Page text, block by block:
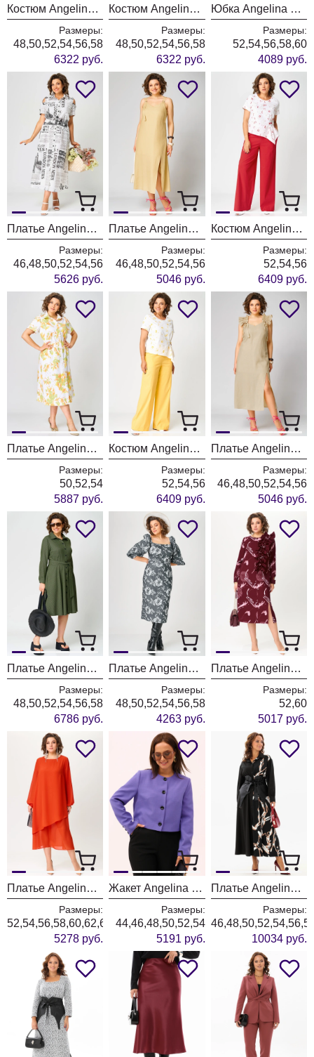
Костюм Angelina & Company 1246
Размеры:
48,50,52,54,56,58
6322 руб.
Костюм Angelina & Company 1244
Размеры:
48,50,52,54,56,58
6322 руб.
Юбка Angelina & Company 1241
Размеры:
52,54,56,58,60
4089 руб.
Платье Angelina & Company 1240
Размеры:
46,48,50,52,54,56
5626 руб.
Платье Angelina & Company 1232
Размеры:
46,48,50,52,54,56
5046 руб.
Костюм Angelina & Company 1236
Размеры:
52,54,56
6409 руб.
Платье Angelina & Company 1231
Размеры:
50,52,54
5887 руб.
Костюм Angelina & Company 1230
Размеры:
52,54,56
6409 руб.
Платье Angelina & Company 1227
Размеры:
46,48,50,52,54,56
5046 руб.
Платье Angelina & Company 1215
Размеры:
48,50,52,54,56,58
6786 руб.
Платье Angelina & Company 1210
Размеры:
48,50,52,54,56,58
4263 руб.
Платье Angelina & Company 1200
Размеры:
52,60
5017 руб.
Платье Angelina & Company 1198
Размеры:
52,54,56,58,60,62,64,66,68
5278 руб.
Жакет Angelina & Company 1195
Размеры:
44,46,48,50,52,54
5191 руб.
Платье Angelina & Company 1187
Размеры:
10034 руб.